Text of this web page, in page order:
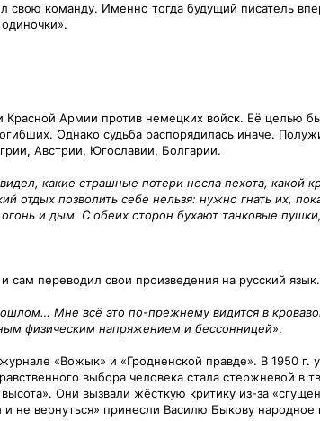
команду. Именно тогда будущий писатель
Красной Армии против немецких войск. Её целью
Однако судьба распорядилась иначе.
Австрии, Югославии, Болгарии.
какие страшные потери несла пехота, какой
позволить себе нельзя: нужно гнать их,
и дым. С обеих сторон бухают танковые
сам переводил свои произведения на русский язык.
Мне всё это по-прежнему видится в
физическим напряжением и бессонницей».
«Вожык» и «Гродненской правде». В 1950 г.
выбора человека стала стержневой
Они вызвали жёсткую критику из-за
не вернуться» принесли Василю Быкову